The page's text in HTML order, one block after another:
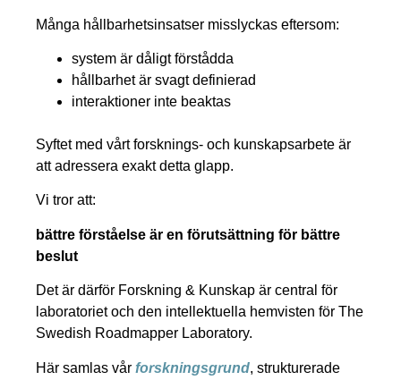
Många hållbarhetsinsatser misslyckas eftersom:
system är dåligt förstådda
hållbarhet är svagt definierad
interaktioner inte beaktas
Syftet med vårt forsknings- och kunskapsarbete är
att adressera exakt detta glapp.
Vi tror att:
bättre förståelse är en förutsättning för bättre
beslut
Det är därför Forskning & Kunskap är central för
laboratoriet och den intellektuella hemvisten för The
Swedish Roadmapper Laboratory.
Här samlas vår forskningsgrund, strukturerade